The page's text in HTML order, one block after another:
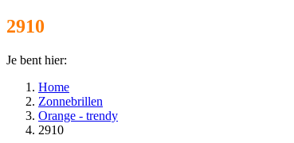
2910
Je bent hier:
Home
Zonnebrillen
Orange - trendy
2910